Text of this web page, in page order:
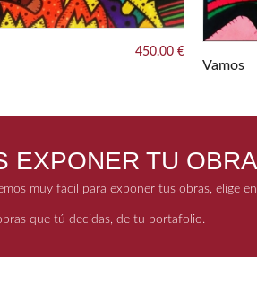
450.00 €
Vamos
EXPONER TU
muy fácil para exponer tus obras, elige
que tú decidas, de tu portafolio.